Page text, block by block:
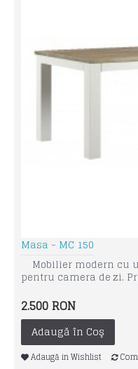
Masa - MC 150
Mobilier modern cu
pentru camera de zi.
2.500 RON
Adaugă în Coş
Adaugă in Wishlist